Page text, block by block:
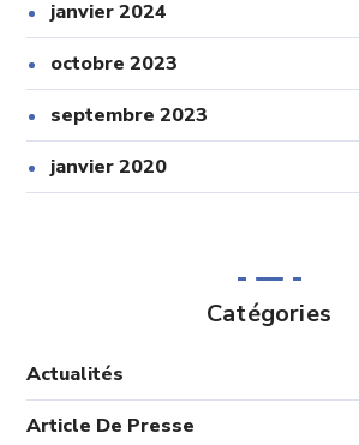
janvier 2024
octobre 2023
septembre 2023
janvier 2020
Catégories
Actualités
Article De Presse